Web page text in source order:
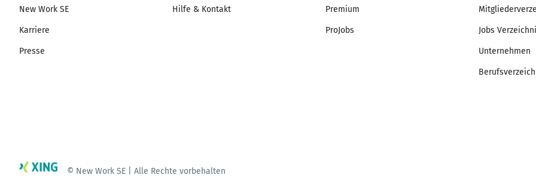
New Work SE
Karriere
Presse
Hilfe & Kontakt Premium
ProJobs Jobs
Unternehmen
© New Work SE | Alle Rechte vorbehalten